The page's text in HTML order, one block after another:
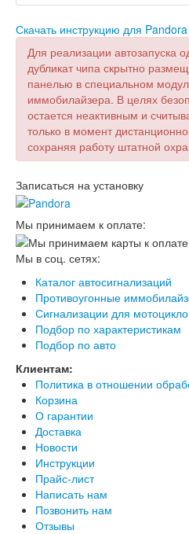
Скачать инструкцию для
Для реализации автозапуска
дубликат чипа скрытно
панелью в специальном
иммобилайзера. В целях
остается неактивным и
только в момент
сохраняя работу штатной
Записаться на установку
Мы принимаем к оплате:
Мы в соц. сетях:
Каталог автосигнализаций
Противоугонные
Сигнализации для
Подбор по характеристикам
Подбор по авто
Клиентам:
Политика в отношении
Корзина
О гарантии
Доставка
Новости
Инструкции
Прайс-лист
Написать нам
Позвонить нам
Отзывы